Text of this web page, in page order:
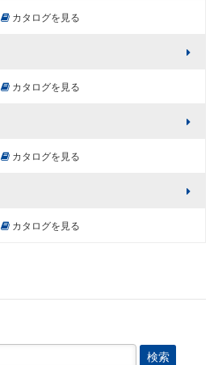
カタログを見る
カタログを見る
カタログを見る
カタログを見る
検索